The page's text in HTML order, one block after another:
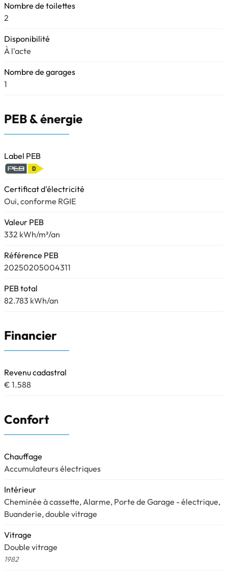
Nombre de toilettes
2
Disponibilité
À l'acte
Nombre de garages
1
PEB & énergie
Label PEB
Certificat d'électricité
Oui, conforme RGIE
Valeur PEB
332 kWh/m²/an
Référence PEB
20250205004311
PEB total
82.783 kWh/an
Financier
Revenu cadastral
€ 1.588
Confort
Chauffage
Accumulateurs électriques
Intérieur
Cheminée à cassette, Alarme, Porte de Garage - électrique,
Buanderie, double vitrage
Vitrage
Double vitrage
1982